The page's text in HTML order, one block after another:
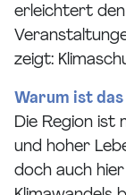
erleichtert
zeigt:
Warum ist
Die Region ist
und hoher
doch auch